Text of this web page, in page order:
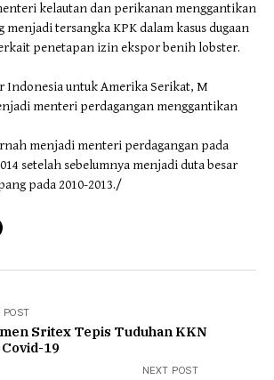
kelautan dan perikanan menggantikan
menjadi tersangka KPK dalam kasus dugaan
penetapan izin ekspor benih lobster.
Indonesia untuk Amerika Serikat, M
menteri perdagangan menggantikan
menjadi menteri perdagangan pada
setelah sebelumnya menjadi duta besar
pada 2010-2013./
POST
Sritex Tepis Tuduhan KKN
19
NEXT POST